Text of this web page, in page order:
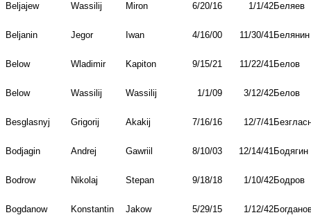
Beljajew Wassilij Miron 6/20/16 1/1/42Беляев
Beljanin Jegor Iwan 4/16/00 11/30/41Белянин
Below Wladimir Kapiton 9/15/21 11/22/41Белов
Below Wassilij Wassilij 1/1/09 3/12/42Белов
Besglasnyj Grigorij Akakij 7/16/16 12/7/41
Bodjagin Andrej Gawriil 8/10/03 12/14/41Бодягин
Bodrow Nikolaj Stepan 9/18/18 1/10/42Бодров
Bogdanow Konstantin Jakow 5/29/15 1/12/42